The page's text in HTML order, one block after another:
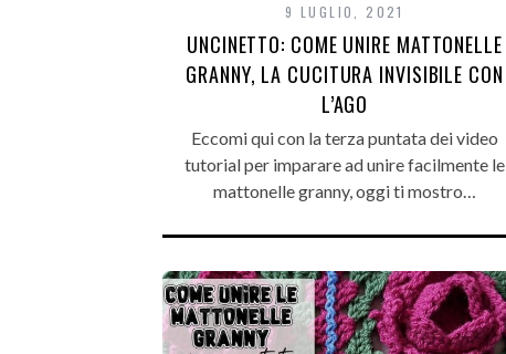
9 LUGLIO, 2021
UNCINETTO: COME UNIRE MATTONELLE
GRANNY, LA CUCITURA INVISIBILE CON
L’AGO
Eccomi qui con la terza puntata dei video
tutorial per imparare ad unire facilmente le
mattonelle granny, oggi ti mostro…